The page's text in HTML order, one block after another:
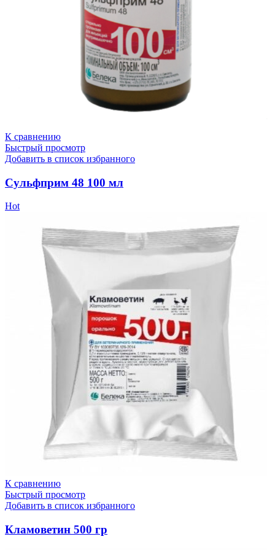
К сравнению
Быстрый просмотр
Добавить в список избранного
Сульфприм 48 100 мл
Hot
К сравнению
Быстрый просмотр
Добавить в список избранного
Кламоветин 500 гр